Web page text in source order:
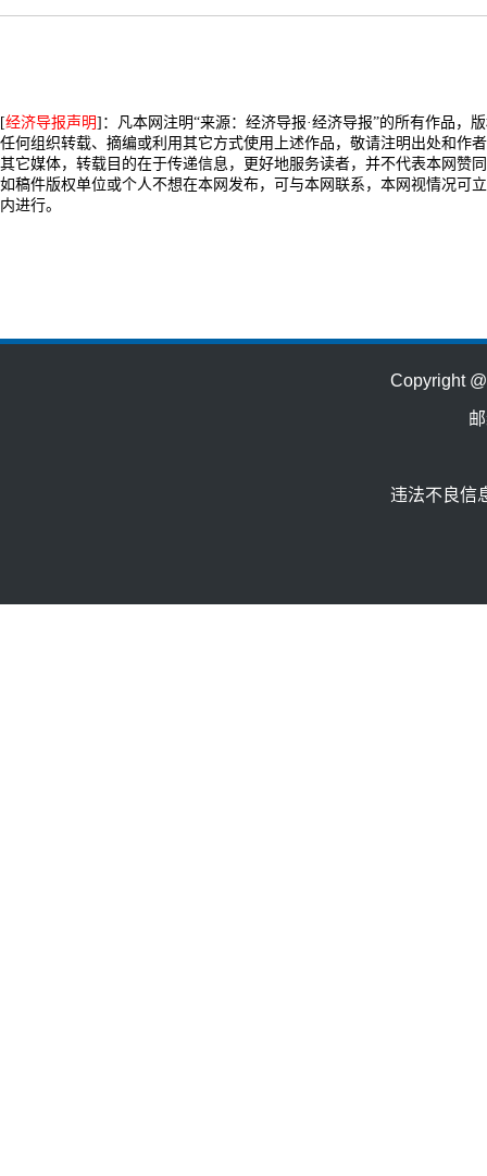
[经济导报声明]：凡本网注明“来源：经济导报·经济导报”的所有作品，
任何组织转载、摘编或利用其它方式使用上述作品，敬请注明出处和作
其它媒体，转载目的在于传递信息，更好地服务读者，并不代表本网赞
如稿件版权单位或个人不想在本网发布，可与本网联系，本网视情况可
内进行。
Copyright
违法不良信